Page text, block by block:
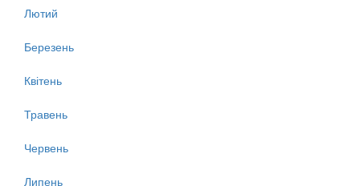
Лютий
Березень
Квітень
Травень
Червень
Липень